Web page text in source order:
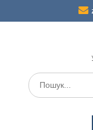
Шукати: